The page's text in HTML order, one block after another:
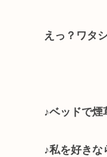
えっ？ワタ
♪ベッドで煙
♪私を好きな